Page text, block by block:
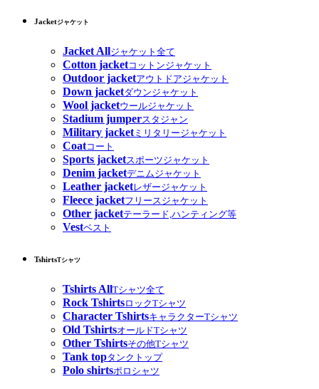
Jacketジャケット
Jacket Allジャケット全て
Cotton jacketコットンジャケット
Outdoor jacketアウトドアジャケット
Down jacketダウンジャケット
Wool jacketウールジャケット
Stadium jumperスタジャン
Military jacketミリタリージャケット
Coatコート
Sports jacketスポーツジャケット
Denim jacketデニムジャケット
Leather jacketレザージャケット
Fleece jacketフリースジャケット
Other jacketテーラード,ハンティング等
Vestベスト
TshirtsTシャツ
Tshirts AllTシャツ全て
Rock TshirtsロックTシャツ
Character TshirtsキャラクターTシャツ
Old TshirtsオールドTシャツ
Other Tshirtsその他Tシャツ
Tank topタンクトップ
Polo shirtsポロシャツ